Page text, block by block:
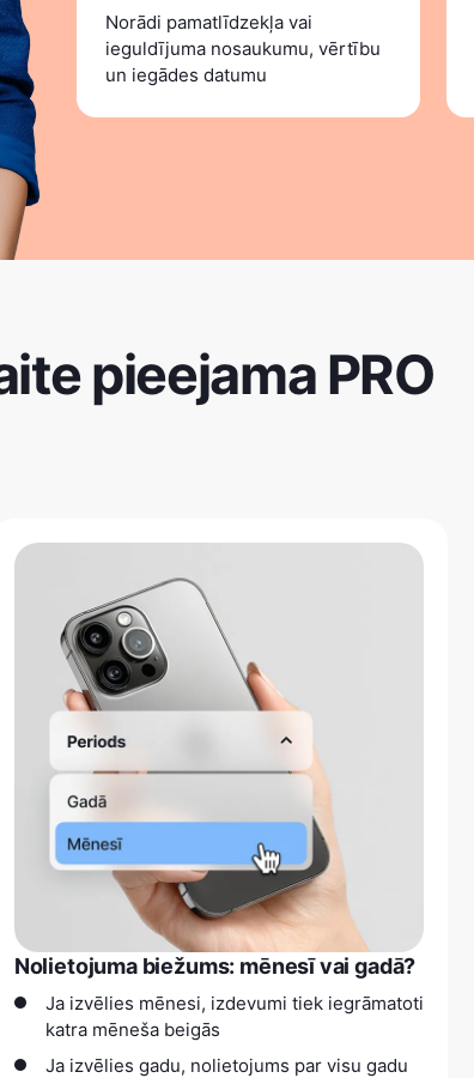
Norādi pamatlīdzekļa vai
ieguldījuma nosaukumu, vērtību
un iegādes datumu
pieejama PRO
Nolietojuma biežums: mēnesī vai gadā?
Ja izvēlies mēnesi, izdevumi tiek iegrāmatoti
katra mēneša beigās
Ja izvēlies gadu, nolietojums par visu gadu